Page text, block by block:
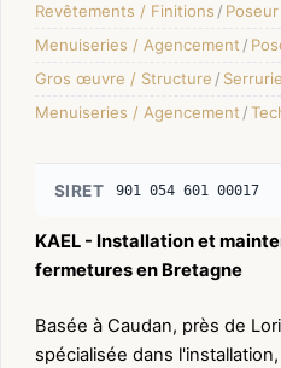
Revêtements / Finitions /
Menuiseries / Agencement /
Gros œuvre / Structure /
Menuiseries / Agencement /
SIRET 901 054 601 00017
KAEL - Installation et
fermetures en Bretagne
Basée à Caudan, près de
spécialisée dans